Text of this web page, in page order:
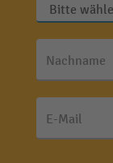
Nachname
E-Mail